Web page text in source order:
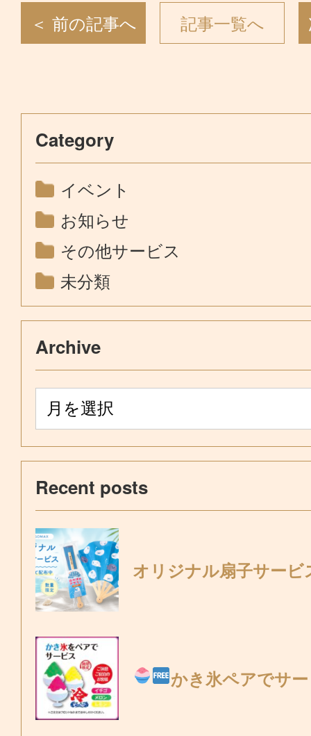
＜ 前の記事へ 記事一覧へ
Category
イベント
お知らせ
その他サービス
未分類
Archive
Recent posts
オリジナル扇子サービ
かき氷ペアでサ